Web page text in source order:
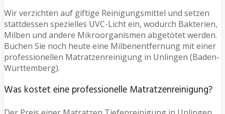
Wir verzichten auf giftige Reinigungsmittel und setzen
stattdessen spezielles UVC-Licht ein, wodurch Bakterien,
Milben und andere Mikroorganismen abgetötet werden.
Buchen Sie noch heute eine Milbenentfernung mit einer
professionellen Matratzenreinigung in Unlingen (Baden-
Württemberg).
Was kostet eine professionelle Matratzenreinigung?